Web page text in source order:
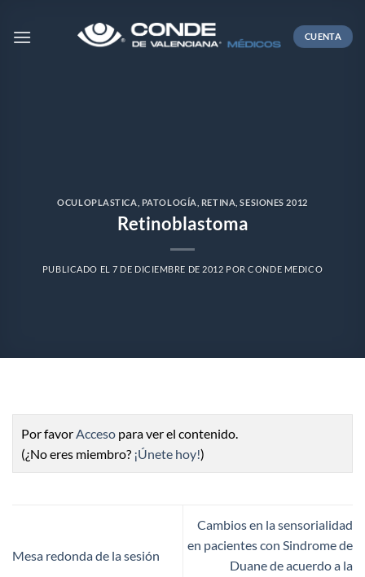
CUENTA
OCULOPLASTICA PATOLOGÍA RETINA ,SESIONES 2012
Retinoblastoma
PUBLICADO EL7 DE DICIEMBRE DE 2012 PORCONDE MEDICO
Por favorAcceso para ver el contenido.
(¿No eres miembro? ¡Únete hoy!)
Mesa redonda de la sesión
Cambios en la sensorialidad
en pacientes con Sindrome de
Duane de acuerdo a la